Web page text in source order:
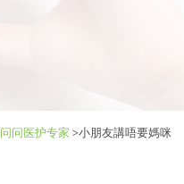
问问医护专家 >小朋友講唔要媽咪